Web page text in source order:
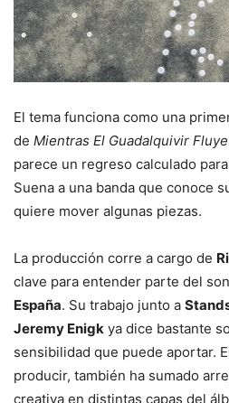
El tema funciona como una
de Mientras El Guadalquivir
parece un regreso calculado
Suena a una banda que conoce
quiere mover algunas piezas.
La producción corre a cargo de
clave para entender parte del
España. Su trabajo junto a
Jeremy Enigk ya dice bastante
sensibilidad que puede aportar.
producir, también ha sumado
creativa en distintas capas del